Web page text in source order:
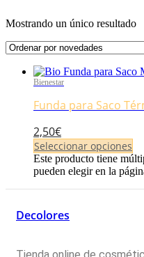
Mostrando un único resultado
Bienestar
Funda para Saco
2,50€
Seleccionar opciones
Este producto tiene
pueden elegir en la
Decolores